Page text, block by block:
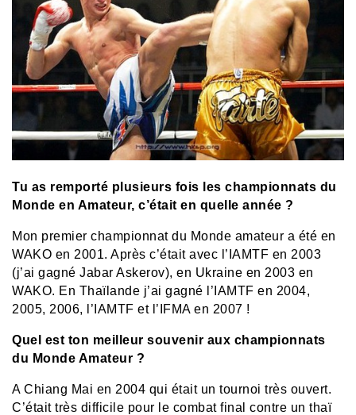
Tu as remporté plusieurs fois les championnats du
Monde en Amateur, c’était en quelle année ?
Mon premier championnat du Monde amateur a été en
WAKO en 2001. Après c’était avec l’IAMTF en 2003
(j’ai gagné Jabar Askerov), en Ukraine en 2003 en
WAKO. En Thaïlande j’ai gagné l’IAMTF en 2004,
2005, 2006, l’IAMTF et l’IFMA en 2007 !
Quel est ton meilleur souvenir aux championnats
du Monde Amateur ?
A Chiang Mai en 2004 qui était un tournoi très ouvert.
C’était très difficile pour le combat final contre un thaï